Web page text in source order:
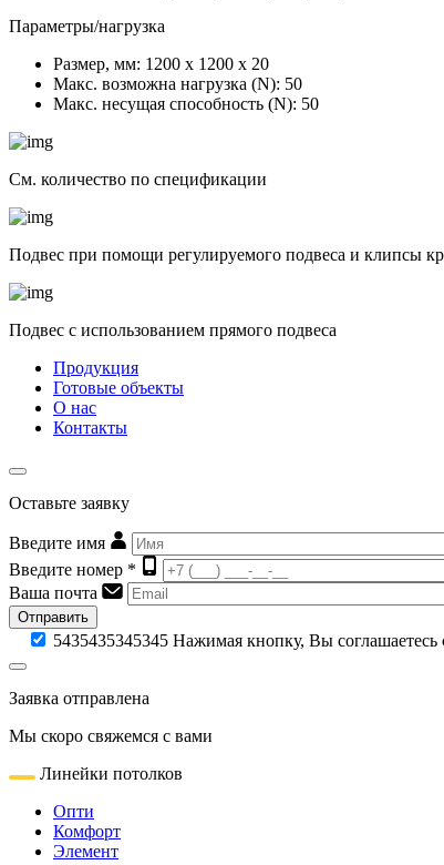
Параметры/нагрузка
Размер, мм: 1200 х 1200 х 20
Макс. возможна нагрузка (N): 50
Макс. несущая способность (N): 50
См. количество по спецификации
Подвес при помощи регулируемого подвеса и клипсы
Подвес с использованием прямого подвеса
Продукция
Готовые объекты
О нас
Контакты
Оставьте заявку
Введите имя
Введите номер *
Ваша почта
Отправить
5435435345345 Нажимая кнопку, Вы соглашаетесь
Заявка отправлена
Мы скоро свяжемся с вами
Линейки потолков
Опти
Комфорт
Элемент